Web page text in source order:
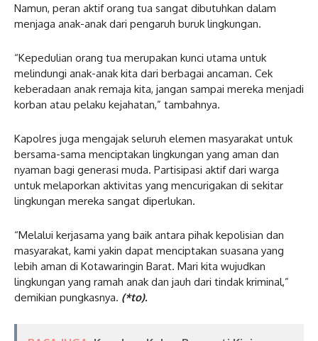
Namun, peran aktif orang tua sangat dibutuhkan dalam
menjaga anak-anak dari pengaruh buruk lingkungan.
“Kepedulian orang tua merupakan kunci utama untuk
melindungi anak-anak kita dari berbagai ancaman. Cek
keberadaan anak remaja kita, jangan sampai mereka menjadi
korban atau pelaku kejahatan,” tambahnya.
Kapolres juga mengajak seluruh elemen masyarakat untuk
bersama-sama menciptakan lingkungan yang aman dan
nyaman bagi generasi muda. Partisipasi aktif dari warga
untuk melaporkan aktivitas yang mencurigakan di sekitar
lingkungan mereka sangat diperlukan.
“Melalui kerjasama yang baik antara pihak kepolisian dan
masyarakat, kami yakin dapat menciptakan suasana yang
lebih aman di Kotawaringin Barat. Mari kita wujudkan
lingkungan yang ramah anak dan jauh dari tindak kriminal,”
demikian pungkasnya. (*to).